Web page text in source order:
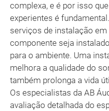
complexa, e é por isso
experientes é
serviços de instalação em
componente seja
para o ambiente. Uma
melhora a qualidade do
também prolonga a vida
Os especialistas da AB
avaliação detalhada do